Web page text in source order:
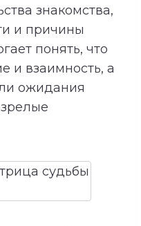
знакомства,
и причины
понять, что
и взаимность, а
ожидания